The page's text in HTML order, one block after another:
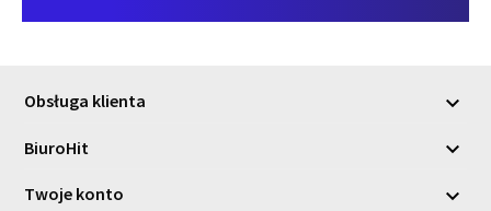
Obsługa klienta 
BiuroHit 
Twoje konto 